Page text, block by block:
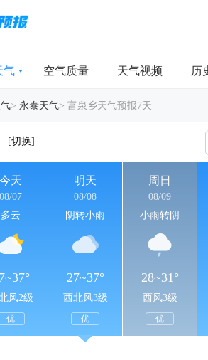
气 空气质量 天气视频 历
> 永泰天气> 富泉乡天气预报7天
[切换]
今天
08/07
多云
风2级
优
明天
08/08
阴转小雨
27~37°
西北风3级
优
周日
08/09
小雨转阴
28~31°
西风3级
优